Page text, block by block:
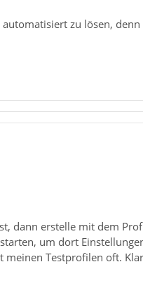
zu lösen,
dann erstelle mit dem
um dort
meinen Testprofilen oft.